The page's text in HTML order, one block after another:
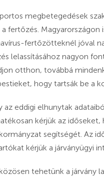
megbetegedések
fertőzés.
fertőzötteknél jóval
lelassításához nagyon
otthon, továbbá
hogy tartsák be a
az eddigi elhunytak
kérjük az
segítségét. Az
kérjük a járványügyi
tehetünk a járvány